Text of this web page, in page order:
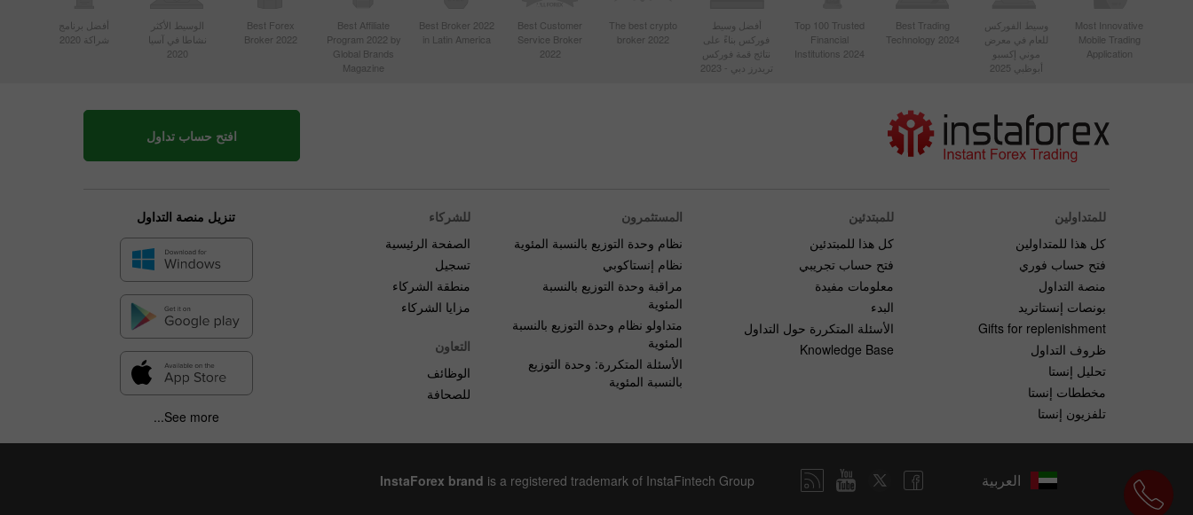
Most Innovative
Mobile Trading
Application
وسيط الفوركس
للعام في معرض
موني إكسبو
أبوظبي 2025
Best Trading
Technology 2024
Top 100 Trusted
Financial
Institutions 2024
أفضل وسيط
فوركس بناءً على
نتائج قمة فوركس
تريدرز دبي - 2023
The best crypto
broker 2022
Best Customer
Service Broker
2022
Best Broker 2022
in Latin America
Best Affiliate
Program 2022 by
Global Brands
Magazine
Best Forex
Broker 2022
الوسيط الأكثر
نشاطا في آسيا
2020
أفضل برنامج
شراكة 2020
افتح حساب تداول
للمتداولين
كل هذا للمتداولين
فتح حساب فوري
منصة التداول
بونصات إنستاتريد
Gifts for replenishment
ظروف التداول
تحليل إنستا
مخططات إنستا
تلفزيون إنستا
للمبتدئين
كل هذا للمبتدئين
فتح حساب تجريبي
معلومات مفيدة
البدء
الأسئلة المتكررة حول التداول
Knowledge Base
المستثمرون
نظام وحدة التوزيع بالنسبة المئوية
نظام إنستاكوبي
مراقبة وحدة التوزيع بالنسبة
المئوية
متداولو نظام وحدة التوزيع بالنسبة
المئوية
الأسئلة المتكررة: وحدة التوزيع
بالنسبة المئوية
للشركاء
الصفحة الرئيسية
تسجيل
منطقة الشركاء
مزايا الشركاء
التعاون
الوظائف
للصحافة
تنزيل منصة التداول
See more...
العربية InstaForex brand is a registered trademark of InstaFintech Group